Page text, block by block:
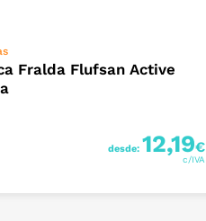
Fralda Flufsan Active
desde: 12,19€